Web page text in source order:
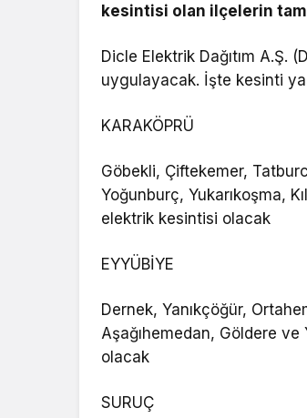
kesintisi olan ilçelerin tam
Dicle Elektrik Dağıtım A.Ş.
uygulayacak. İşte kesinti
KARAKÖPRÜ
Göbekli, Çiftekemer,
Yoğunburç, Yukarıkoşma,
elektrik kesintisi olacak
EYYÜBİYE
Dernek, Yanıkçöğür,
Aşağıhemedan, Göldere
olacak
SURUÇ